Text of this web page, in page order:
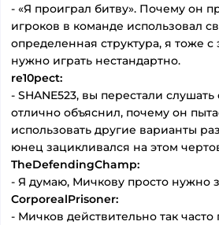
- «Я проиграл битву». Почему он
игроков в команде использовал
определенная структура, я тоже
нужно играть нестандартно.
re10pect:
- SHANE523, вы перестали
отлично объяснил, почему он
использовать другие варианты
юнец зацикливался на этом
TheDefendingChamp:
- Я думаю, Мичкову просто нужно
CorporealPrisoner:
- Мичков действительно так